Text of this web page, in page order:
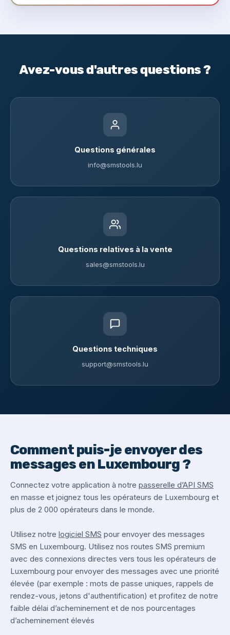
Avez-vous d'autres questions ?
Questions générales
info@smstools.lu
Questions relatives à la vente
sales@smstools.lu
Questions techniques
support@smstools.lu
Comment puis-je envoyer des
messages en Luxembourg ?
Connectez votre application à notre passerelle d’API SMS
en masse et joignez tous les opérateurs de Luxembourg et
plus de 2 000 opérateurs dans le monde.
Utilisez notre logiciel SMS pour envoyer des messages
SMS en Luxembourg. Utilisez nos routes SMS premium
avec des connexions directes vers tous les opérateurs de
Luxembourg pour envoyer des messages avec une priorité
élevée (par exemple : mots de passe uniques, rappels de
rendez-vous, jetons d'authentification) et profitez de notre
faible délai d’acheminement et de nos pourcentages
d’acheminement élevés